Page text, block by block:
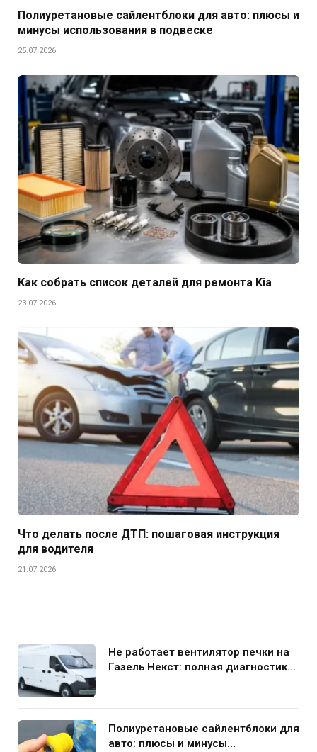
Полиуретановые сайлентблоки для авто: плюсы и
минусы использования в подвеске
25.07.2026
Как собрать список деталей для ремонта Kia
23.07.2026
Что делать после ДТП: пошаговая инструкция
для водителя
21.07.2026
Не работает вентилятор печки на
Газель Некст: полная диагностика
Полиуретановые сайлентблоки для
авто: плюсы и минусы